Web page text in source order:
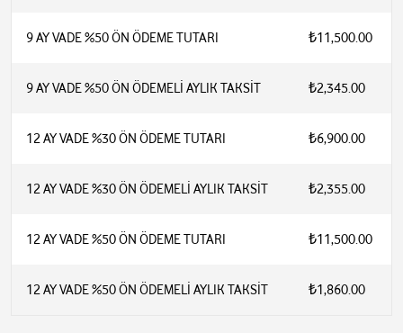
9 AY VADE %50 ÖN ÖDEME TUTARI ₺11,500.00
9 AY VADE %50 ÖN ÖDEMELİ AYLIK TAKSİT ₺2,345.00
12 AY VADE %30 ÖN ÖDEME TUTARI ₺6,900.00
12 AY VADE %30 ÖN ÖDEMELİ AYLIK TAKSİT ₺2,355.00
12 AY VADE %50 ÖN ÖDEME TUTARI ₺11,500.00
12 AY VADE %50 ÖN ÖDEMELİ AYLIK TAKSİT ₺1,860.00